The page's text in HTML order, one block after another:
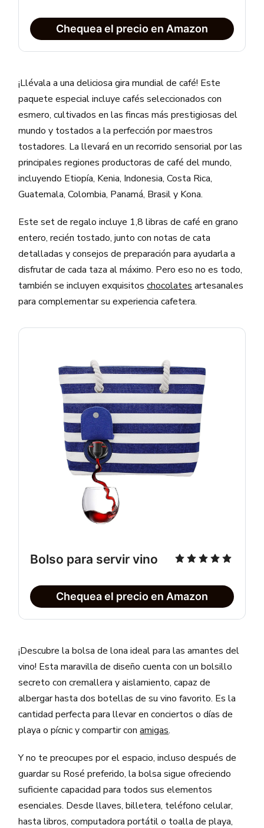
Chequea el precio en Amazon
¡Llévala a una deliciosa gira mundial de café! Este
paquete especial incluye cafés seleccionados con
esmero, cultivados en las fincas más prestigiosas del
mundo y tostados a la perfección por maestros
tostadores. La llevará en un recorrido sensorial por las
principales regiones productoras de café del mundo,
incluyendo Etiopía, Kenia, Indonesia, Costa Rica,
Guatemala, Colombia, Panamá, Brasil y Kona.
Este set de regalo incluye 1,8 libras de café en grano
entero, recién tostado, junto con notas de cata
detalladas y consejos de preparación para ayudarla a
disfrutar de cada taza al máximo. Pero eso no es todo,
también se incluyen exquisitoschocolates artesanales
para complementar su experiencia cafetera.
Bolso para servir vino
Chequea el precio en Amazon
¡Descubre la bolsa de lona ideal para las amantes del
vino! Esta maravilla de diseño cuenta con un bolsillo
secreto con cremallera y aislamiento, capaz de
albergar hasta dos botellas de su vino favorito. Es la
cantidad perfecta para llevar en conciertos o días de
playa o pícnic y compartir conamigas.
Y no te preocupes por el espacio, incluso después de
guardar su Rosé preferido, la bolsa sigue ofreciendo
suficiente capacidad para todos sus elementos
esenciales. Desde llaves, billetera, teléfono celular,
hasta libros, computadora portátil o toalla de playa,